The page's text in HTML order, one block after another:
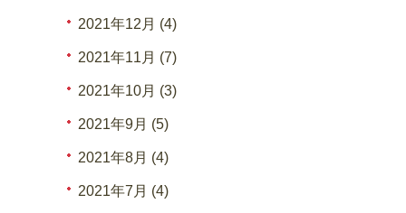
2021年12月 (4)
2021年11月 (7)
2021年10月 (3)
2021年9月 (5)
2021年8月 (4)
2021年7月 (4)